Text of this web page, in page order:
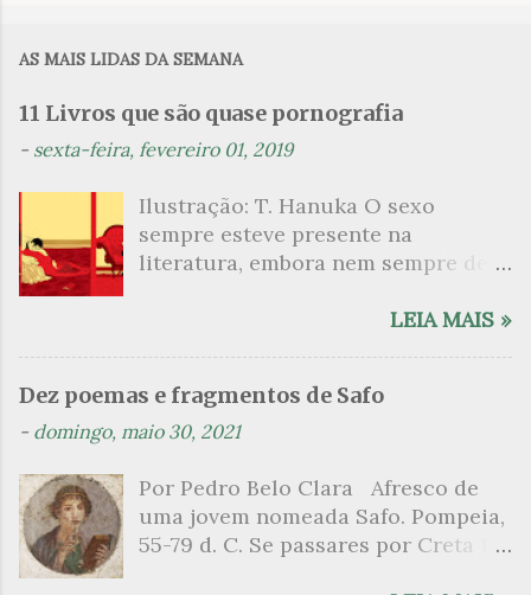
n
t
i
o
AS MAIS LIDAS DA SEMANA
11 Livros que são quase pornografia
- sexta-feira, fevereiro 01, 2019
Ilustração: T. Hanuka O sexo
sempre esteve presente na
literatura, embora nem sempre de
que mergulharam em sua própria
psicanalítico e findaram por revelar
a partir dessa intimidade o lado
apresenta um conjunto de livros
nos quais os escritores se
desnudam, livros que dispensam o
LEIA MAIS »
Dez poemas e fragmentos de Safo
- domingo, maio 30, 2021
Por Pedro Belo Clara Afresco de
uma jovem nomeada Safo. Pompeia,
55-79 d. C. Se passares por Creta 1